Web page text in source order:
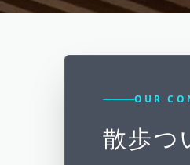
OUR
散歩つ